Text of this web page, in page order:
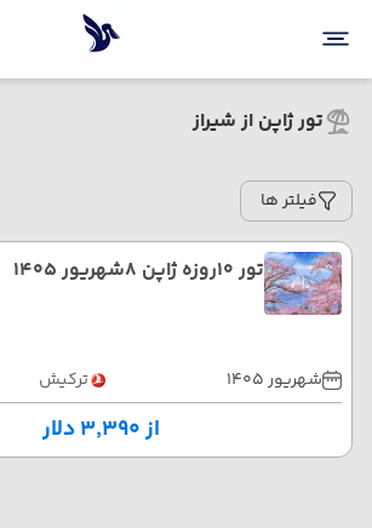
تور ژاپن از شیراز
فیلتر ها
تور 10روزه ژاپن 8شهریور 1405
شهریور 1405 ترکیش
از ۳٬۳۹۰ دلار